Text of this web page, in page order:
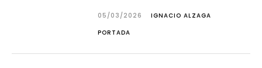
05/03/2026
IGNACIO ALZAGA
PORTADA